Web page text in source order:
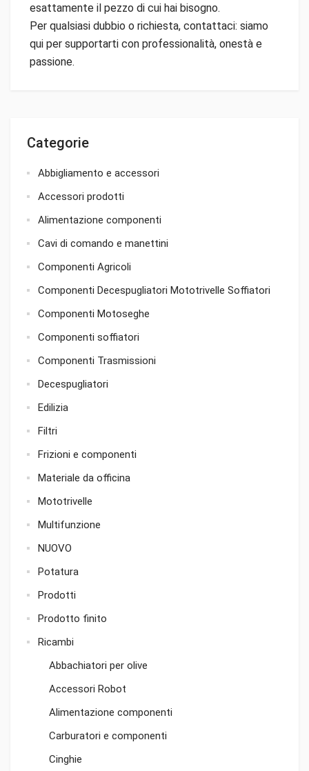
Categorie
Abbigliamento e accessori
Accessori prodotti
Alimentazione componenti
Cavi di comando e manettini
Componenti Agricoli
Componenti Decespugliatori Mototrivelle Soffiatori
Componenti Motoseghe
Componenti soffiatori
Componenti Trasmissioni
Decespugliatori
Edilizia
Filtri
Frizioni e componenti
Materiale da officina
Mototrivelle
Multifunzione
NUOVO
Potatura
Prodotti
Prodotto finito
Ricambi
Abbachiatori per olive
Accessori Robot
Alimentazione componenti
Carburatori e componenti
Cinghie
esattamente il pezzo di cui hai bisogno.
Per qualsiasi dubbio o richiesta, contattaci: siamo
qui per supportarti con professionalità, onestà e
passione.